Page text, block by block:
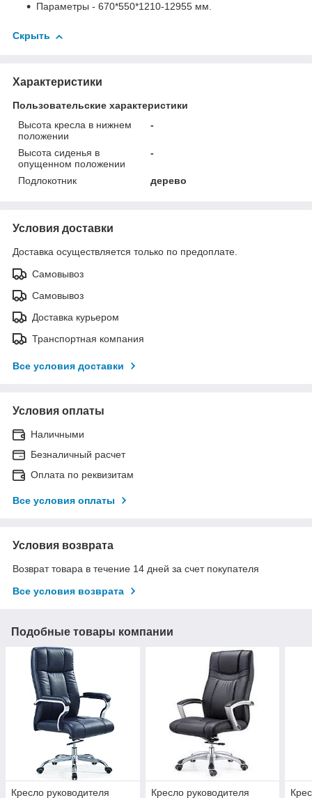
Параметры - 670*550*1210-12955 мм.
Скрыть
Характеристики
Пользовательские характеристики
Высота кресла в нижнем
положении
-
Высота сиденья в
опущенном положении
-
Подлокотник дерево
Условия доставки
Доставка осуществляется только по предоплате.
Самовывоз
Самовывоз
Доставка курьером
Транспортная компания
Все условия доставки
Условия оплаты
Наличными
Безналичный расчет
Оплата по реквизитам
Все условия оплаты
Условия возврата
Возврат товара в течение 14 дней за счет покупателя
Все условия возврата
Подобные товары компании
Кресло руководителя Кресло руководителя